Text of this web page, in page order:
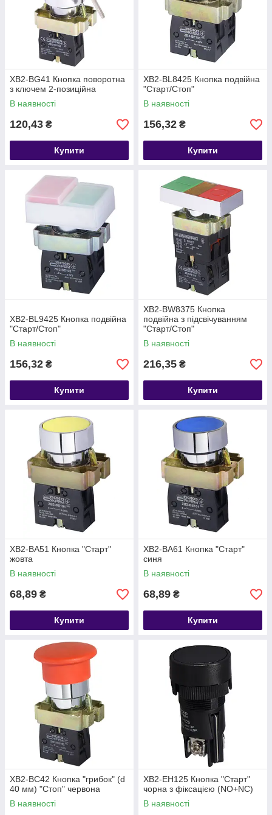
XB2-BG41 Кнопка поворотна
з ключем 2-позиційна
В наявності
120,43 ₴
Купити
XB2-BL8425 Кнопка подвійна
"Старт/Стоп"
В наявності
156,32 ₴
Купити
XB2-BL9425 Кнопка подвійна
"Старт/Стоп"
В наявності
156,32 ₴
Купити
XB2-BW8375 Кнопка
подвійна з підсвічуванням
"Старт/Стоп"
В наявності
216,35 ₴
Купити
XB2-BA51 Кнопка "Старт"
жовта
В наявності
68,89 ₴
Купити
XB2-BA61 Кнопка "Старт"
синя
В наявності
68,89 ₴
Купити
XB2-BC42 Кнопка "грибок" (d
40 мм) "Стоп" червона
В наявності
XB2-EH125 Кнопка "Старт"
чорна з фіксацією (NO+NC)
В наявності